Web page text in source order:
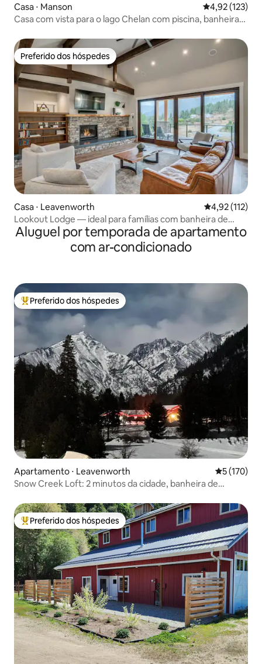
Casa ⋅ Manson 4,92 de uma
4,92 (123)
Casa com vista para o lago Chelan com piscina, banheira
Preferido dos hóspedes
Preferido dos hóspedes
Casa ⋅ Leavenworth 4,92 de uma
4,92 (112)
Lookout Lodge — ideal para famílias com banheira de
hidromassagem + 380 m²
Aluguel por temporada de apartamento
com ar-condicionado
Entre os melhores preferidos dos hóspedes
Preferido dos hóspedes
Apartamento ⋅ Leavenworth 5 de uma
5 (170)
Snow Creek Loft: 2 minutos da cidade, banheira de
Entre os melhores preferidos dos hóspedes
Preferido dos hóspedes